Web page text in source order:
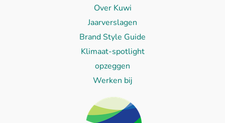
Over Kuwi
Jaarverslagen
Brand Style Guide
Klimaat-spotlight
opzeggen
Werken bij